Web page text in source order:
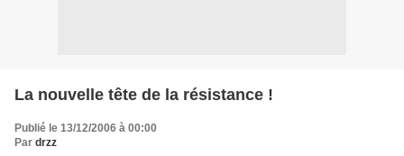
La nouvelle tête de la résistance !
Publié le 13/12/2006 à 00:00
Par drzz